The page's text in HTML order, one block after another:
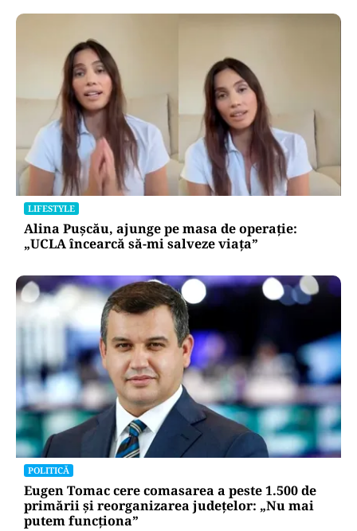
LIFESTYLE
Alina Pușcău, ajunge pe masa de operație:
„UCLA încearcă să-mi salveze viața”
POLITICĂ
Eugen Tomac cere comasarea a peste 1.500 de
primării și reorganizarea județelor: „Nu mai
putem funcționa”